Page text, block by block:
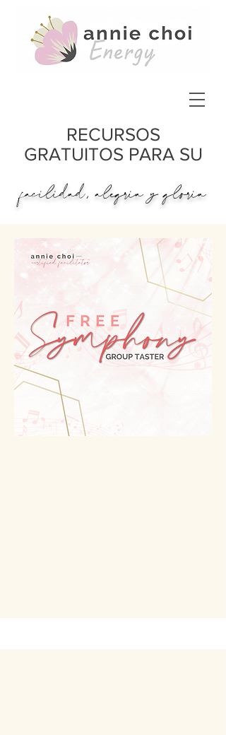
RECURSOS
GRATUITOS PARA SU
facilidad, alegría y gloria